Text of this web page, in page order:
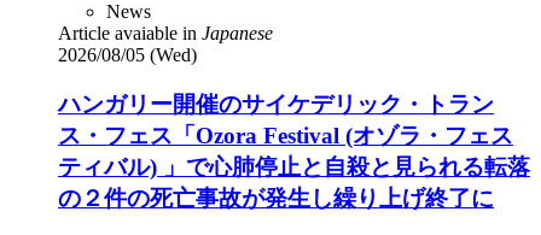
News
Article avaiable in Japanese
2026/08/05 (Wed)
ハンガリー開催のサイケデリック・トラン
ス・フェス「Ozora Festival (オゾラ・フェス
ティバル) 」で心肺停止と自殺と見られる転落
の２件の死亡事故が発生し繰り上げ終了に